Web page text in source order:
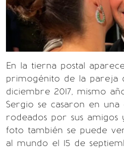
En la tierna postal
primogénito de la pareja
diciembre 2017, mismo
Sergio se casaron en
rodeados por sus amigos
foto también se puede
al mundo el 15 de